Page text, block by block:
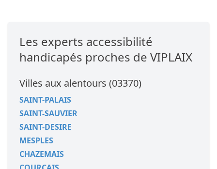
Les experts accessibilité
handicapés proches de VIPLAIX
Villes aux alentours (03370)
SAINT-PALAIS
SAINT-SAUVIER
SAINT-DESIRE
MESPLES
CHAZEMAIS